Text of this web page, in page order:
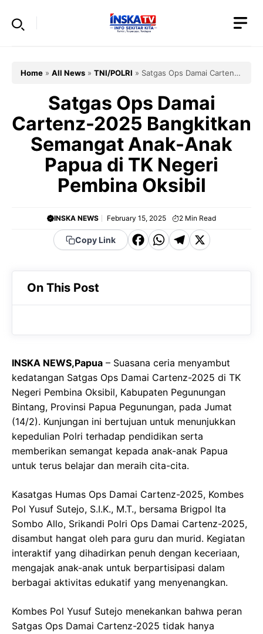
Home » All News » TNI/POLRI » Satgas Ops Damai Cartenz-
Pembina OksibilSatgas Ops Damai
Cartenz-2025 Bangkitkan
Semangat Anak-Anak
Papua di TK Negeri
Pembina Oksibil
INSKA NEWS February 15, 2025 2 Min Read
Copy Link
F
c
o
k
W
a
A
p
T
e
a
X
On This Post
INSKA NEWS,Papua – Suasana ceria menyambut
kedatangan Satgas Ops Damai Cartenz-2025 di TK
Negeri Pembina Oksibil, Kabupaten Pegunungan
Bintang, Provinsi Papua Pegunungan, pada Jumat
(14/2). Kunjungan ini bertujuan untuk menunjukkan
kepedulian Polri terhadap pendidikan serta
memberikan semangat kepada anak-anak Papua
untuk terus belajar dan meraih cita-cita.
Kasatgas Humas Ops Damai Cartenz-2025, Kombes
Pol Yusuf Sutejo, S.I.K., M.T., bersama Brigpol Ita
Sombo Allo, Srikandi Polri Ops Damai Cartenz-2025,
disambut hangat oleh para guru dan murid. Kegiatan
interaktif yang dihadirkan penuh dengan keceriaan,
mengajak anak-anak untuk berpartisipasi dalam
berbagai aktivitas edukatif yang menyenangkan.
Kombes Pol Yusuf Sutejo menekankan bahwa peran
Satgas Ops Damai Cartenz-2025 tidak hanya